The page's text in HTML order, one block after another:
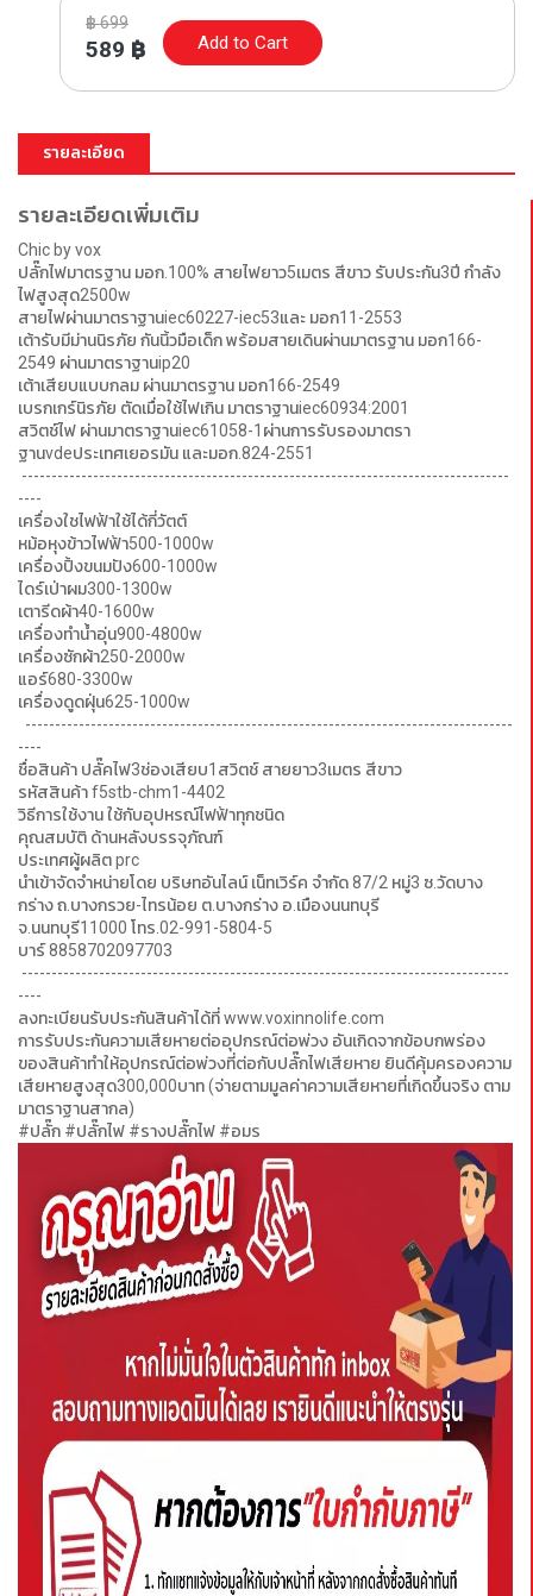
฿699
589 ฿ Add to Cart
รายละเอียด
รายละเอียดเพิ่มเติม
Chic by vox
ปลั๊กไฟมาตรฐาน มอก.100% สายไฟยาว5เมตร สีขาว รับประกัน3ปี กำลัง
ไฟสูงสุด2500w
สายไฟผ่านมาตราฐานiec60227-iec53และ มอก11-2553
เต้ารับมีม่านนิรภัย กันนิ้วมือเด็ก พร้อมสายเดินผ่านมาตรฐาน มอก166-
2549 ผ่านมาตราฐานip20
เต้าเสียบแบบกลม ผ่านมาตรฐาน มอก166-2549
เบรกเกร์นิรภัย ตัดเมื่อใช้ไฟเกิน มาตราฐานiec60934:2001
สวิตช์ไฟ ผ่านมาตราฐานiec61058-1ผ่านการรับรองมาตรา
ฐานvdeประเทศเยอรมัน และมอก.824-2551
----------------------------------------------------------------------------------
----
เครื่องใชไฟฟ้าใช้ได้กี่วัตต์
หม้อหุงข้าวไฟฟ้า500-1000w
เครื่องปิ้งขนมปัง600-1000w
ไดร์เป่าผม300-1300w
เตารีดผ้า40-1600w
เครื่องทำน้ำอุ่น900-4800w
เครื่องซักผ้า250-2000w
แอร์680-3300w
เครื่องดูดฝุ่น625-1000w
----------------------------------------------------------------------------------
----
ชื่อสินค้า ปลั๊คไฟ3ช่องเสียบ1สวิตช์ สายยาว3เมตร สีขาว
รหัสสินค้า f5stb-chm1-4402
วิธีการใช้งาน ใช้กับอุปหรณ์ไฟฟ้าทุกชนิด
คุณสมบัติ ด้านหลังบรรจุภัณฑ์
ประเทศผู้ผลิต prc
นำเข้าจัดจำหน่ายโดย บริษทอันไลน์ เน็ทเวิร์ค จำกัด 87/2 หมู่3 ซ.วัดบาง
กร่าง ถ.บางกรวย-ไทรน้อย ต.บางกร่าง อ.เมืองนนทบุรี
จ.นนทบุรี11000 โทร.02-991-5804-5
บาร์ 8858702097703
----------------------------------------------------------------------------------
----
ลงทะเบียนรับประกันสินค้าได้ที่ www.voxinnolife.com
การรับประกันความเสียหายต่ออุปกรณ์ต่อพ่วง อันเกิดจากข้อบกพร่อง
ของสินค้าทำให้อุปกรณ์ต่อพ่วงที่ต่อกับปลั๊กไฟเสียหาย ยินดีคุ้มครองความ
เสียหายสูงสุด300,000บาท (จ่ายตามมูลค่าความเสียหายที่เกิดขึ้นจริง ตาม
มาตราฐานสากล)
#ปลั๊ก #ปลั๊กไฟ #รางปลั๊กไฟ #อมร